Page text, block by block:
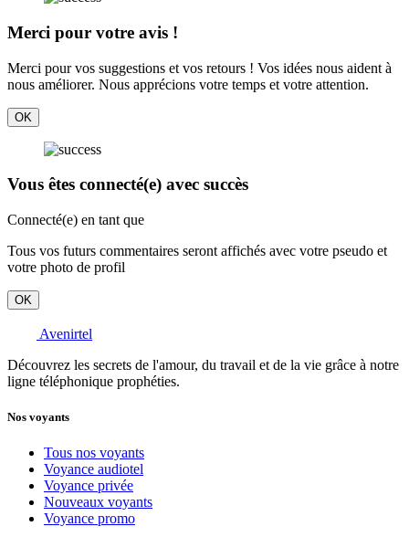
Merci pour votre avis !
Merci pour vos suggestions et vos retours ! Vos idées nous aident à
nous améliorer. Nous apprécions votre temps et votre attention.
OK
Vous êtes connecté(e) avec succès
Connecté(e) en tant que
Tous vos futurs commentaires seront affichés avec votre pseudo et
votre photo de profil
OK
Avenirtel
Découvrez les secrets de l'amour, du travail et de la vie grâce à notre
ligne téléphonique prophéties.
Nos voyants
Tous nos voyants
Voyance audiotel
Voyance privée
Nouveaux voyants
Voyance promo